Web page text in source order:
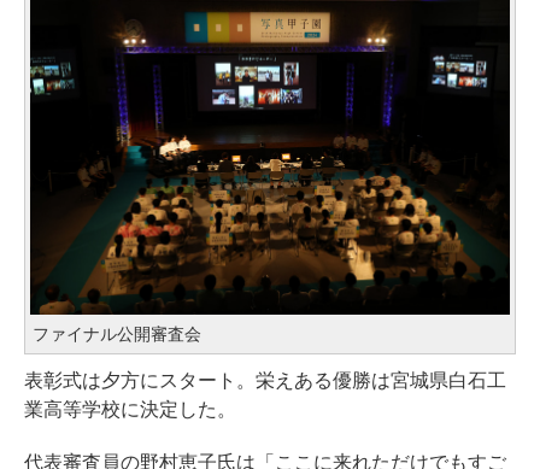
ファイナル公開審査会
表彰式は夕方にスタート。栄えある優勝は宮城県白石工
業高等学校に決定した。
代表審査員の野村恵子氏は「ここに来れただけでもすご